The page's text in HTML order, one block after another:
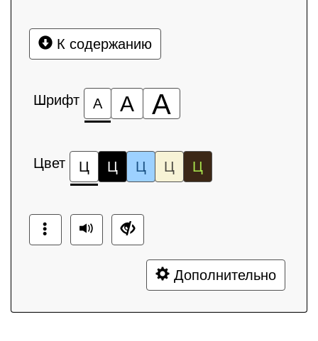
К содержанию
Шрифт А А А
Цвет Ц Ц Ц Ц Ц
Дополнительно